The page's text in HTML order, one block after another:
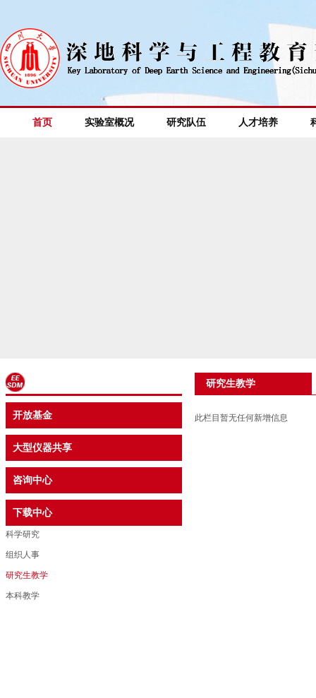
首页 实验室概况 研究队伍 人才培养
开放基金
大型仪器共享
咨询中心
下载中心
科学研究
组织人事
研究生教学
本科教学
研究生教学
此栏目暂无任何新增信息